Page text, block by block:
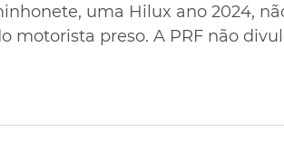
uma Hilux ano 2024,
motorista preso. A PRF não